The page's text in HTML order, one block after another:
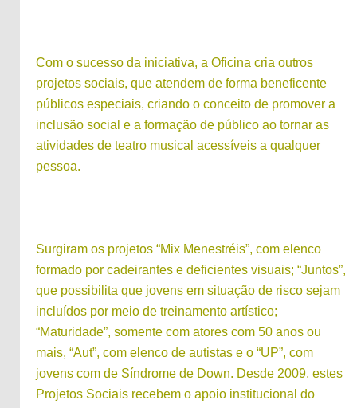
Com o sucesso da iniciativa, a Oficina cria outros
projetos sociais, que atendem de forma beneficente
públicos especiais, criando o conceito de promover a
inclusão social e a formação de público ao tornar as
atividades de teatro musical acessíveis a qualquer
pessoa.
Surgiram os projetos “Mix Menestréis”, com elenco
formado por cadeirantes e deficientes visuais; “Juntos”,
que possibilita que jovens em situação de risco sejam
incluídos por meio de treinamento artístico;
“Maturidade”, somente com atores com 50 anos ou
mais, “Aut”, com elenco de autistas e o “UP”, com
jovens com de Síndrome de Down. Desde 2009, estes
Projetos Sociais recebem o apoio institucional do